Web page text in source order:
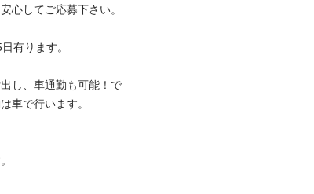
心してご応募下さい。
有ります。
し、車通勤も可能！で
車で行います。